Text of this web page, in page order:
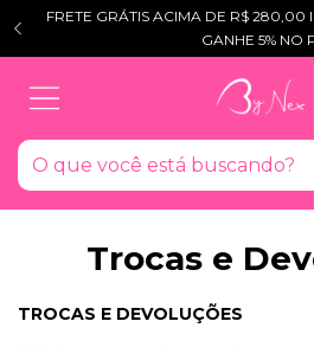
FRETE GRÁTIS ACIMA DE R$ 280,00
GANHE 5% NO
Trocas e
TROCAS E DEVOLUÇÕES